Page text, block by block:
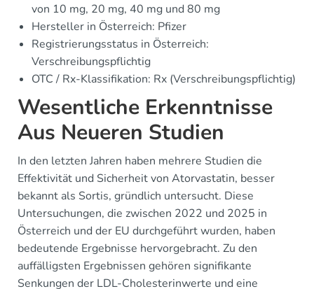
von 10 mg, 20 mg, 40 mg und 80 mg
Hersteller in Österreich: Pfizer
Registrierungsstatus in Österreich:
Verschreibungspflichtig
OTC / Rx-Klassifikation: Rx (Verschreibungspflichtig)
Wesentliche Erkenntnisse
Aus Neueren Studien
In den letzten Jahren haben mehrere Studien die
Effektivität und Sicherheit von Atorvastatin, besser
bekannt als Sortis, gründlich untersucht. Diese
Untersuchungen, die zwischen 2022 und 2025 in
Österreich und der EU durchgeführt wurden, haben
bedeutende Ergebnisse hervorgebracht. Zu den
auffälligsten Ergebnissen gehören signifikante
Senkungen der LDL-Cholesterinwerte und eine